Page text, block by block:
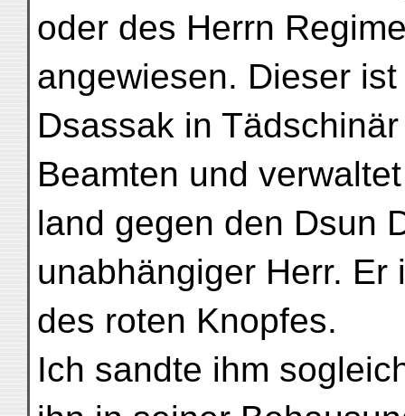
oder des Herrn
angewiesen. Dieser
Dsassak in
Beamten und
land gegen den Dsun
unabhängiger Herr. Er
des roten Knopfes.
Ich sandte ihm